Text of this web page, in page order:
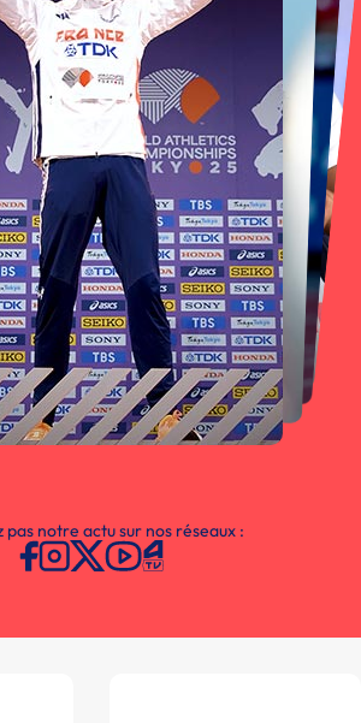
pas notre actu sur nos réseaux :